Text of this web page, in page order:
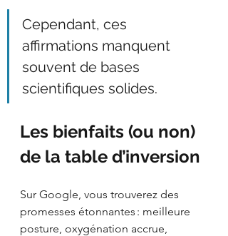
Cependant, ces
affirmations manquent
souvent de bases
scientifiques solides.
Les bienfaits (ou non)
de la table d’inversion
Sur Google, vous trouverez des
promesses étonnantes : meilleure
posture, oxygénation accrue,